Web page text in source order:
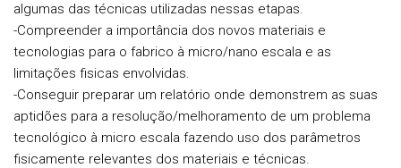
algumas das técnicas utilizadas nessas etapas.
-Compreender a importância dos novos materiais e
tecnologias para o fabrico à micro/nano escala e as
limitações fisicas envolvidas.
-Conseguir preparar um relatório onde demonstrem as suas
aptidões para a resolução/melhoramento de um problema
tecnológico à micro escala fazendo uso dos parâmetros
fisicamente relevantes dos materiais e técnicas.